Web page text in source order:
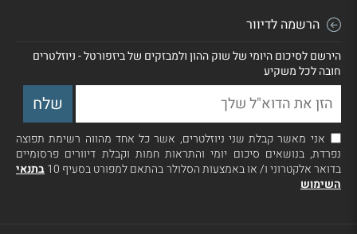
הרשמה לדיוור
הירשם לסיכום היומי של שוק ההון ולמבזקים של ביזפורטל - ניוזלטרים
חובה לכל משקיע
אני מאשר קבלת שני ניוזלטרים, אשר כל אחד מהווה רשימת תפוצה
נפרדת, בנושאים סיכום יומי והתראות חמות וקבלת דיוורים פרסומיים
בדואר אלקטרוני ו/ או באמצעות הסלולר בהתאם למפורט בסעיף 10
בתנאי
השימוש